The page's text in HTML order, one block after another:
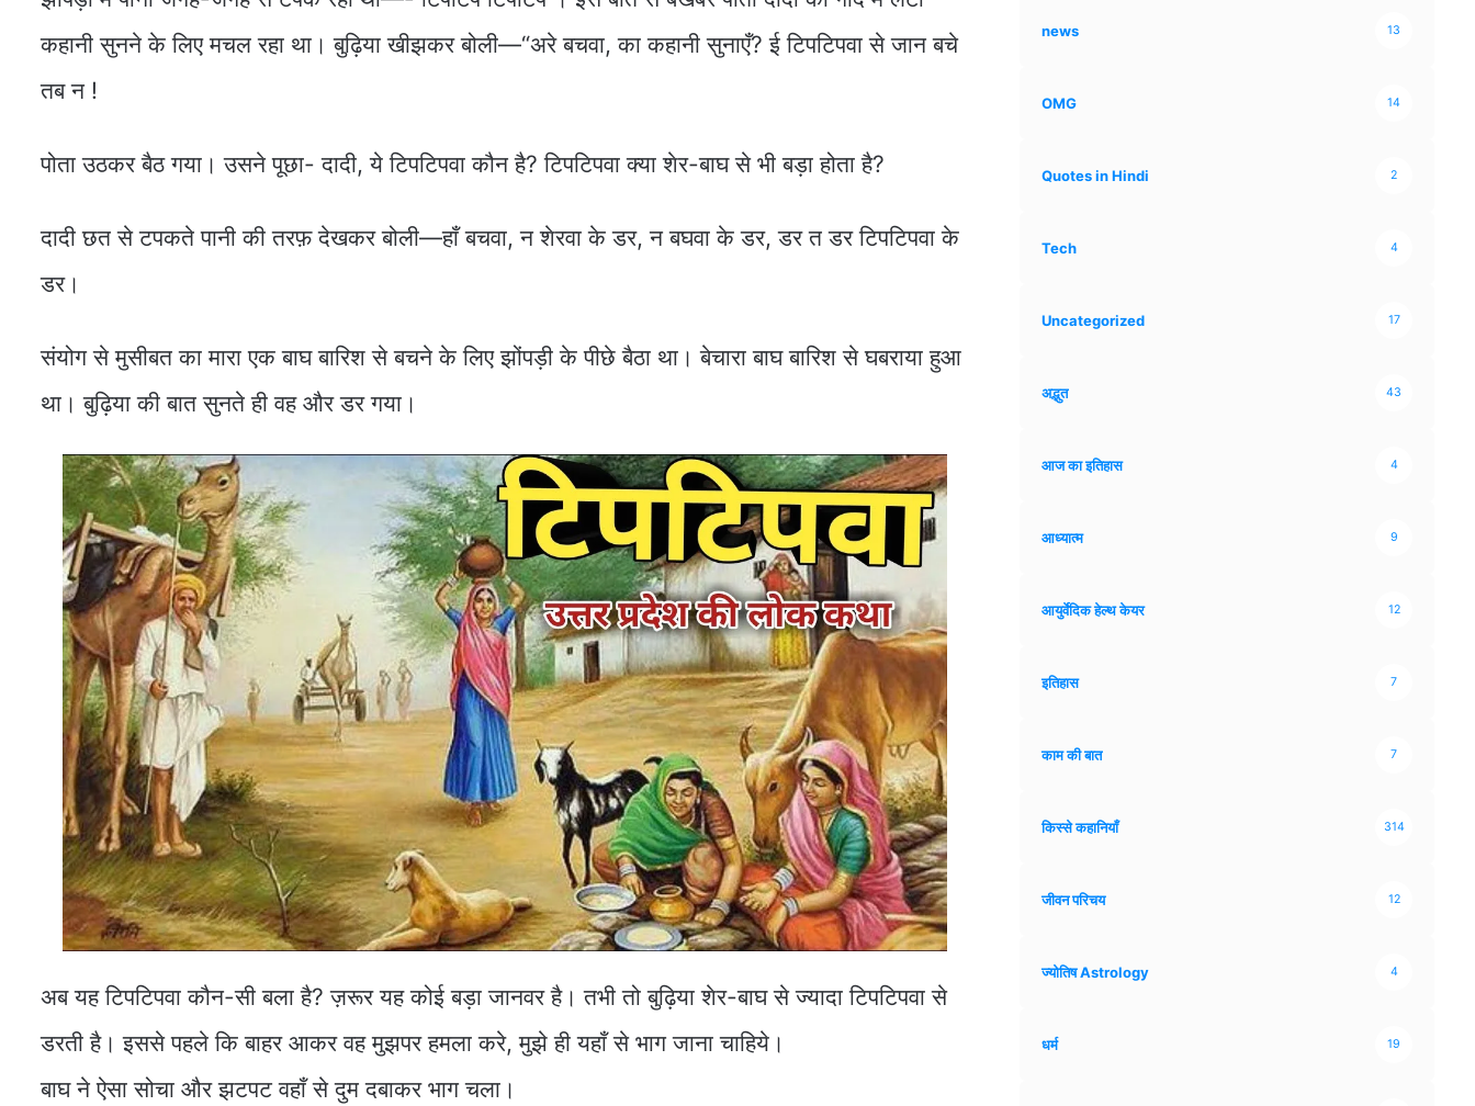
कहानी सुनने के लिए मचल रहा था। बुढ़िया खीझकर बोली—“अरे बचवा, का कहानी सुनाएँ? ई टिपटिपवा से जान बचे
तब न !
पोता उठकर बैठ गया। उसने पूछा- दादी, ये टिपटिपवा कौन है? टिपटिपवा क्या शेर-बाघ से भी बड़ा होता है?
दादी छत से टपकते पानी की तरफ़ देखकर बोली—हाँ बचवा, न शेरवा के डर, न बघवा के डर, डर त डर टिपटिपवा के
डर।
संयोग से मुसीबत का मारा एक बाघ बारिश से बचने के लिए झोंपड़ी के पीछे बैठा था। बेचारा बाघ बारिश से घबराया हुआ
था। बुढ़िया की बात सुनते ही वह और डर गया।
अब यह टिपटिपवा कौन-सी बला है? ज़रूर यह कोई बड़ा जानवर है। तभी तो बुढ़िया शेर-बाघ से ज्यादा टिपटिपवा से
डरती है। इससे पहले कि बाहर आकर वह मुझपर हमला करे, मुझे ही यहाँ से भाग जाना चाहिये।
बाघ ने ऐसा सोचा और झटपट वहाँ से दुम दबाकर भाग चला।
news 13
OMG 14
Quotes in Hindi 2
Tech 4
Uncategorized 17
अद्भुत 43
आज का इतिहास 4
आध्यात्म 9
आयुर्वेदिक हेल्थ केयर 12
इतिहास 7
काम की बात 7
किस्से कहानियाँ 314
जीवन परिचय 12
ज्योतिष Astrology 4
धर्म 19